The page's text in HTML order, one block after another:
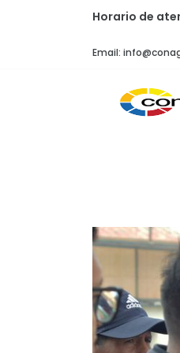
Horario de
Email: